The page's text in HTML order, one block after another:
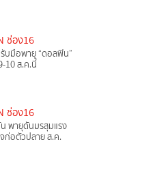
ช่อง16
มือพายุ “ดอลฟิน”
10 ส.ค.นี้
ช่อง16
พายุดันมรสุมแรง
ก่อตัวปลาย ส.ค.